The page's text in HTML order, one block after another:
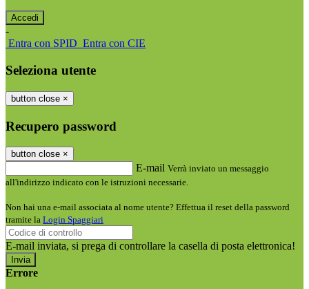
-
Entra con SPID Entra con CIE
Seleziona utente
button close ×
Recupero password
button close ×
E-mail Verrà inviato un messaggio
all'indirizzo indicato con le istruzioni necessarie.
Non hai una e-mail associata al nome utente? Effettua il reset della password
tramite la Login Spaggiari
E-mail inviata, si prega di controllare la casella di posta elettronica!
Errore